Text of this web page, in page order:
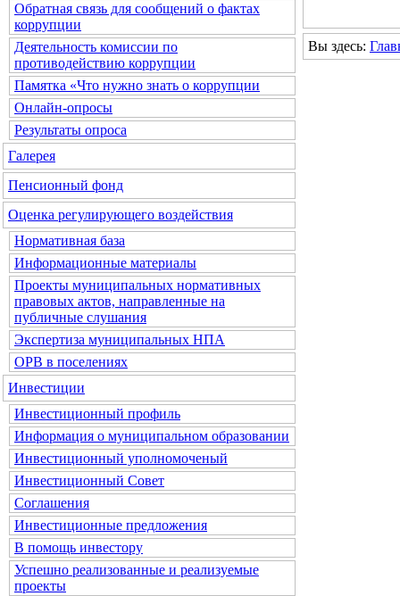
Обратная связь для сообщений о фактах
коррупции
Деятельность комиссии по
противодействию коррупции
Памятка «Что нужно знать о коррупции
Онлайн-опросы
Результаты опроса
Галерея
Пенсионный фонд
Оценка регулирующего воздействия
Нормативная база
Информационные материалы
Проекты муниципальных нормативных
правовых актов, направленные на
публичные слушания
Экспертиза муниципальных НПА
ОРВ в поселениях
Инвестиции
Инвестиционный профиль
Информация о муниципальном образовании
Инвестиционный уполномоченый
Инвестиционный Совет
Соглашения
Инвестиционные предложения
В помощь инвестору
Успешно реализованные и реализуемые
проекты
Вы здесь: